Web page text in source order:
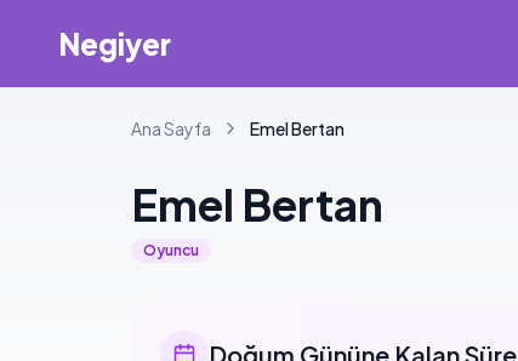
Negiyer
Ana Sayfa EmelBertan
Emel Bertan
Oyuncu
Doğum Gününe Kalan Süre